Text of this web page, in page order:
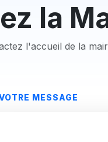
la
l'accueil de la
MESSAGE